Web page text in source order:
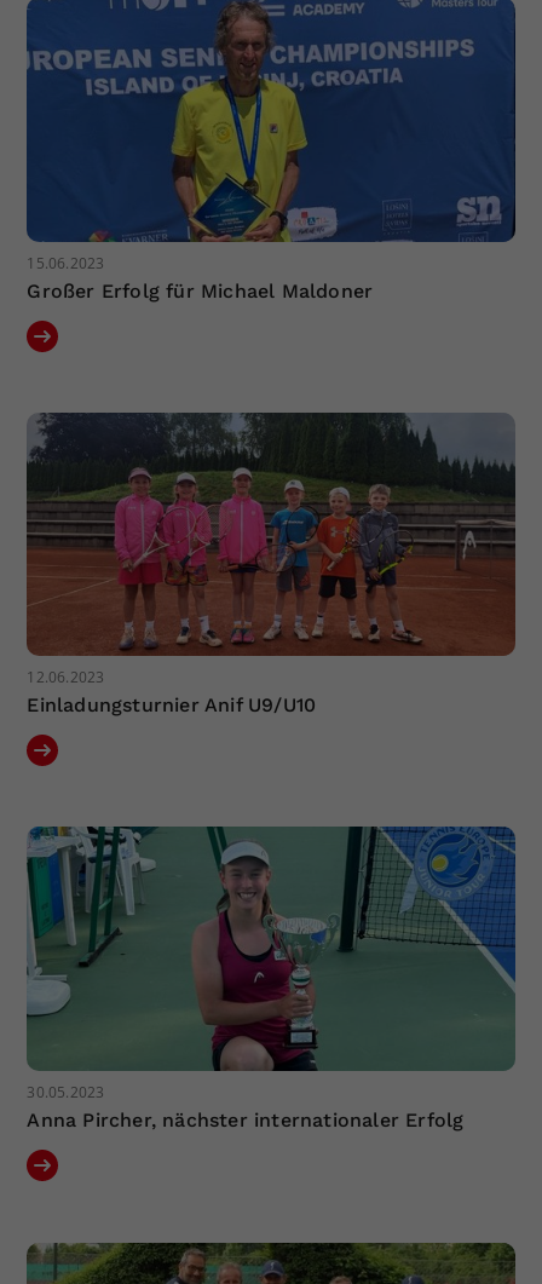
15.06.2023
Großer Erfolg für Michael Maldoner
12.06.2023
Einladungsturnier Anif U9/U10
30.05.2023
Anna Pircher, nächster internationaler Erfolg